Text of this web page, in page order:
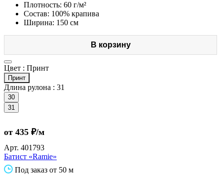
Плотность: 60 г/м²
Состав: 100% крапива
Ширина: 150 см
В корзину
Цвет : Принт
Принт
Длина рулона : 31
30
31
от 435 ₽/м
Арт. 401793
Батист «Ramie»
Под заказ от 50 м